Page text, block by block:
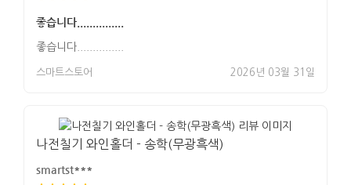
좋습니다...............
좋습니다...............
스마트스토어 2026년 03월 31일
나전칠기 와인홀더 - 송학(무광흑색)
smartst***